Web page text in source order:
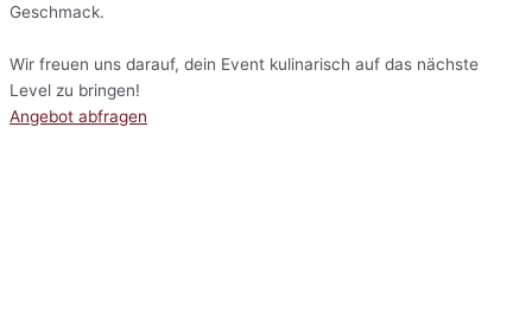
Geschmack.
Wir freuen uns darauf, dein Event kulinarisch auf das nächste
Level zu bringen!
Angebot abfragen